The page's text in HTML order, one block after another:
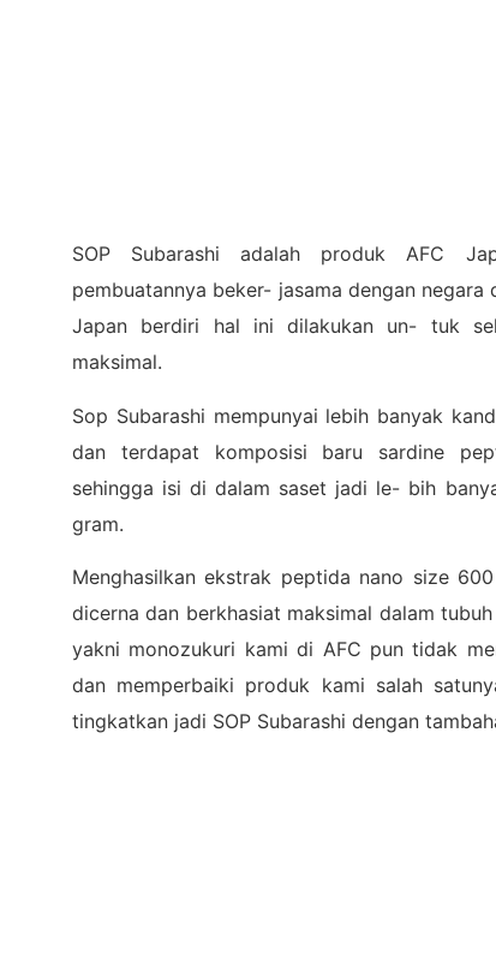
SOP Subarashi adalah produk AFC
pembuatannya beker- jasama dengan negara
Japan berdiri hal ini dilakukan un- tuk
maksimal.
Sop Subarashi mempunyai lebih banyak
dan terdapat komposisi baru sardine
sehingga isi di dalam saset jadi le- bih
gram.
Menghasilkan ekstrak peptida nano size
dicerna dan berkhasiat maksimal dalam
yakni monozukuri kami di AFC pun tidak
dan memperbaiki produk kami salah
tingkatkan jadi SOP Subarashi dengan